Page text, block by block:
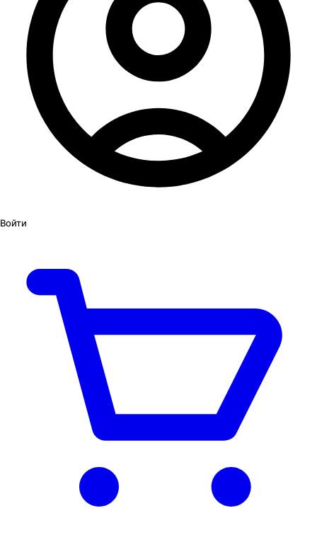
Войти